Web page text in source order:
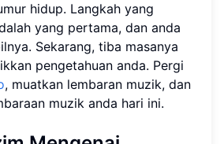
hidup. Langkah yang
yang pertama, dan anda
Sekarang, tiba masanya
pengetahuan anda. Pergi
, muatkan lembaran muzik, dan
muzik anda hari ini.